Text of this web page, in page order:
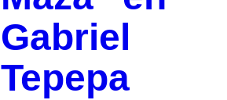
Gabriel
Tepepa